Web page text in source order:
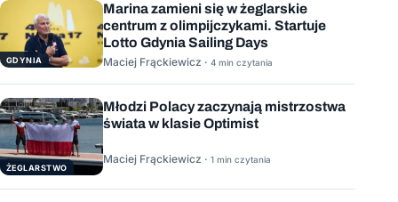
GDYNIA
Marina zamieni się w żeglarskie
centrum z olimpijczykami. Startuje
Lotto Gdynia Sailing Days
Maciej Frąckiewicz · 4 min czytania
ŻEGLARSTWO
Młodzi Polacy zaczynają mistrzostwa
świata w klasie Optimist
Maciej Frąckiewicz · 1 min czytania